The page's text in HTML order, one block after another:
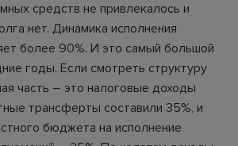
средств не привлекалось и
нет. Динамика исполнения
более 90%. И это самый большой
годы. Если смотреть структуру
часть – это налоговые доходы
трансферты составили 35%, и
бюджета на исполнение